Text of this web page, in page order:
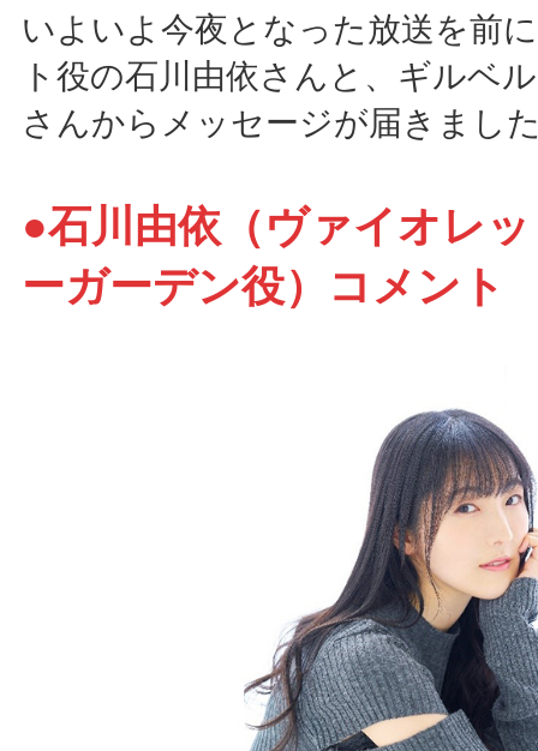
いよいよ今夜となった放送を前
ト役の石川由依さんと、ギルベ
さんからメッセージが届きまし
●石川由依（ヴァイオレ
ーガーデン役）コメント